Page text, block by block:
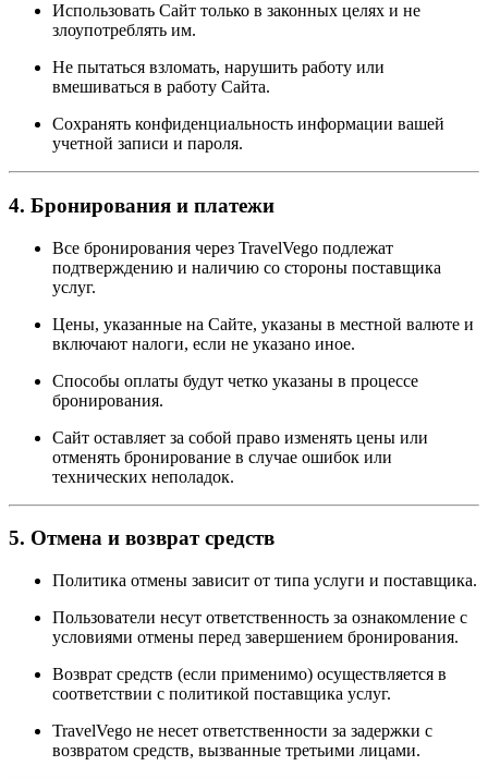
Использовать Сайт только в законных целях и не
злоупотреблять им.
Не пытаться взломать, нарушить работу или
вмешиваться в работу Сайта.
Сохранять конфиденциальность информации вашей
учетной записи и пароля.
4. Бронирования и платежи
Все бронирования через TravelVego подлежат
подтверждению и наличию со стороны поставщика
услуг.
Цены, указанные на Сайте, указаны в местной валюте и
включают налоги, если не указано иное.
Способы оплаты будут четко указаны в процессе
бронирования.
Сайт оставляет за собой право изменять цены или
отменять бронирование в случае ошибок или
технических неполадок.
5. Отмена и возврат средств
Политика отмены зависит от типа услуги и поставщика.
Пользователи несут ответственность за ознакомление с
условиями отмены перед завершением бронирования.
Возврат средств (если применимо) осуществляется в
соответствии с политикой поставщика услуг.
TravelVego не несет ответственности за задержки с
возвратом средств, вызванные третьими лицами.